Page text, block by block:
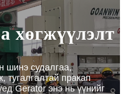
хөгжүүлэлт
шинэ судалгаа,
тугалгалтай пракап
Gerator энэ нь үүнийг